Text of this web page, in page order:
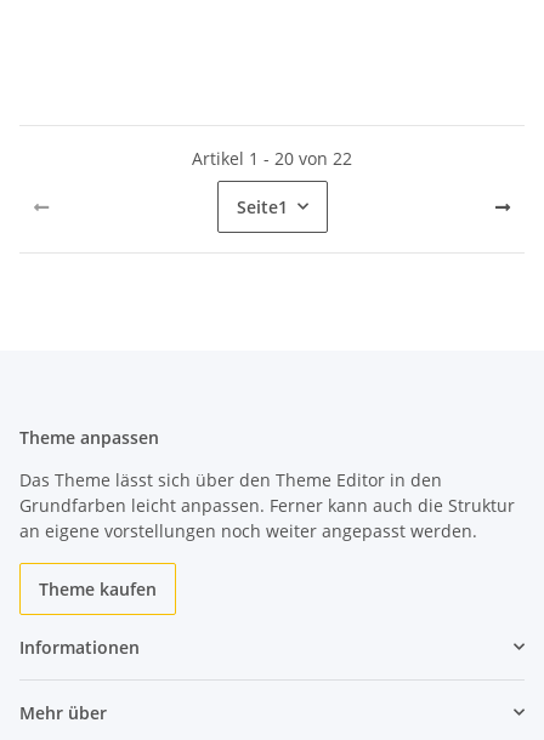
Artikel 1 - 20 von 22
Seite1
Theme anpassen
Das Theme lässt sich über den Theme Editor in den
Grundfarben leicht anpassen. Ferner kann auch die Struktur
an eigene vorstellungen noch weiter angepasst werden.
Theme kaufen
Informationen
Mehr über